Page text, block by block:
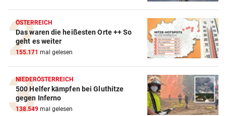
ÖSTERREICH
Das waren die heißesten Orte ++ So
geht es weiter
155.171 mal gelesen
NIEDERÖSTERREICH
500 Helfer kämpfen bei Gluthitze
gegen Inferno
138.549 mal gelesen